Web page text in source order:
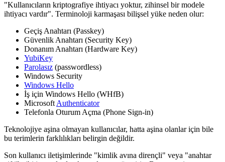
"Kullanıcıların kriptografiye ihtiyacı yoktur, zihinsel bir modele
ihtiyacı vardır". Terminoloji karmaşası bilişsel yüke neden olur:
Geçiş Anahtarı (Passkey)
Güvenlik Anahtarı (Security Key)
Donanım Anahtarı (Hardware Key)
YubiKey
Parolasız (passwordless)
Windows Security
Windows Hello
İş için Windows Hello (WHfB)
Microsoft Authenticator
Telefonla Oturum Açma (Phone Sign-in)
Teknolojiye aşina olmayan kullanıcılar, hatta aşina olanlar için bile
bu terimlerin farklılıkları belirgin değildir.
Son kullanıcı iletişimlerinde "kimlik avına dirençli" veya "anahtar